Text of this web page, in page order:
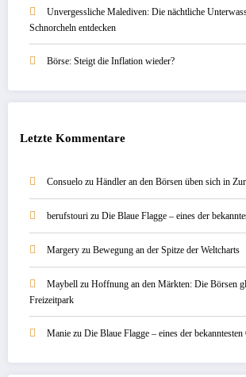
Unvergessliche Malediven: Die nächtliche
Schnorcheln entdecken
Börse: Steigt die Inflation wieder?
Letzte Kommentare
Consuelo zu Händler an den Börsen üben sich in
berufstouri zu Die Blaue Flagge – eines der
Margery zu Bewegung an der Spitze der Weltcharts
Maybell zu Hoffnung an den Märkten: Die Börsen
Freizeitpark
Manie zu Die Blaue Flagge – eines der